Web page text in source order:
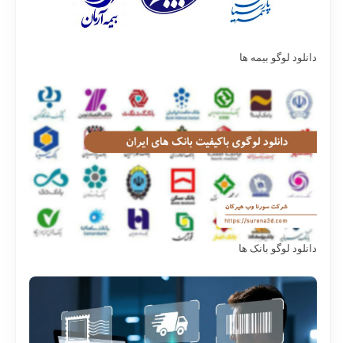
دانلود لوگو بیمه ها
دانلود لوگو بانک ها